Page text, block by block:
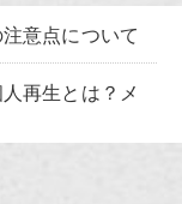
意点について
再生とは？メ